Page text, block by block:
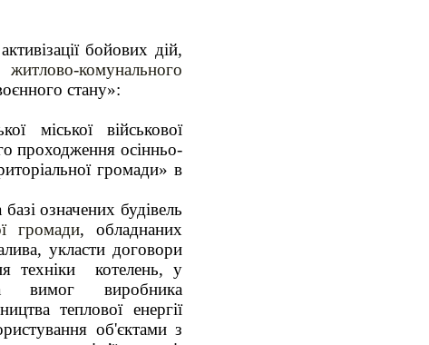
бойових дій,
комунального
стану»:
міської військової
проходження осінньо-
громади» в
означених будівель
громади, обладнаних
укласти договори
техніки котелень, у
вимог виробника
теплової енергії
об'єктами з